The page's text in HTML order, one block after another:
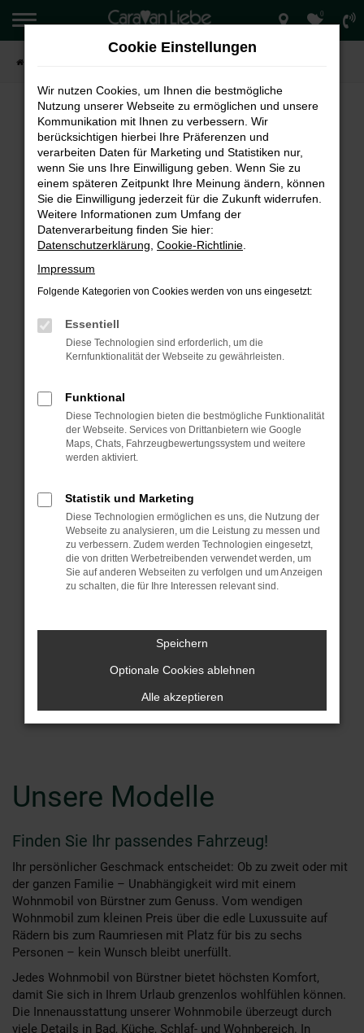
Zum
Hauptinhalt
springen
0
Verkauf
Kontakt
Unsere Modelle
Finden Sie Ihr passendes Fahrzeug!
Ihr persönlicher Geschmack entscheidet: Ob zu zweit oder mit
der ganzen Familie – Unabhängigkeit wird mit einem
Wohnmobil von Bürstner zum Genuss. Vom wendigen
Wohnmobil zum kleinen Preis über die edle Luxussuite auf
Rädern bis zum Raumriesen mit Platz für bis zu sechs
Personen – kein Wunsch bleibt unerfüllt.
Jedes Wohnmobil von Bürstner bietet höchsten Komfort,
damit Sie sich in Ihrem Urlaub grenzenlos wohlfühlen können.
Die Innenausstattung unserer Wohnmobile überzeugt durch
viele Details in Bad, Küche, Schlaf- und Wohnbereich. In
Cookie Einstellungen
Wir nutzen Cookies, um Ihnen die bestmögliche
Nutzung unserer Webseite zu ermöglichen und unsere
Kommunikation mit Ihnen zu verbessern. Wir
berücksichtigen hierbei Ihre Präferenzen und
verarbeiten Daten für Marketing und Statistiken nur,
wenn Sie uns Ihre Einwilligung geben. Wenn Sie zu
einem späteren Zeitpunkt Ihre Meinung ändern, können
Sie die Einwilligung jederzeit für die Zukunft widerrufen.
Weitere Informationen zum Umfang der
Datenverarbeitung finden Sie hier:
Datenschutzerklärung Cookie-Richtlinie
Impressum
Folgende Kategorien von Cookies werden von uns eingesetzt:
Essentiell
Diese Technologien sind erforderlich, um die
Kernfunktionalität der Webseite zu gewährleisten.
Funktional
Diese Technologien bieten die bestmögliche Funktionalität
der Webseite. Services von Drittanbietern wie Google
Maps, Chats, Fahrzeugbewertungssystem und weitere
werden aktiviert.
Statistik und Marketing
Diese Technologien ermöglichen es uns, die Nutzung der
Webseite zu analysieren, um die Leistung zu messen und
zu verbessern. Zudem werden Technologien eingesetzt,
die von dritten Werbetreibenden verwendet werden, um
Sie auf anderen Webseiten zu verfolgen und um Anzeigen
zu schalten, die für Ihre Interessen relevant sind.
Speichern
Optionale Cookies ablehnen
Alle akzeptieren